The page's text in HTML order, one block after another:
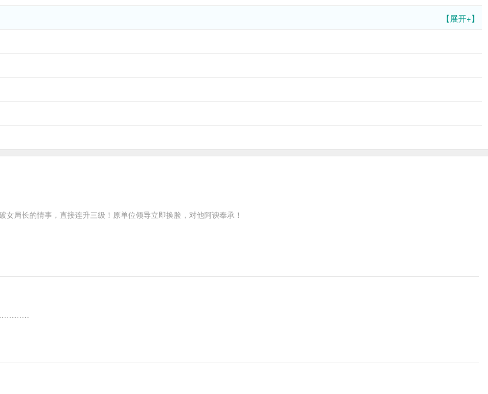
【展开+】
局长的情事，直接连升三级！原单位领导立即换脸，对他阿谀奉承！